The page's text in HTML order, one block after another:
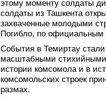
этому моменту солдаты
солдаты из Ташкента
захваченные молодыми
Погибло, по официальным
События в Темиртау
масштабными
истории комсомола и в
комсомольских строек
размах.